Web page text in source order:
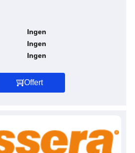
Ingen
Ingen
Ingen
Offert